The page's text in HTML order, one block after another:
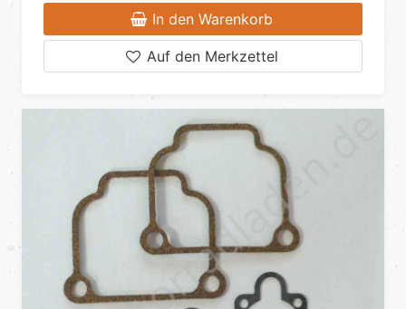
In den Warenkorb
Auf den Merkzettel